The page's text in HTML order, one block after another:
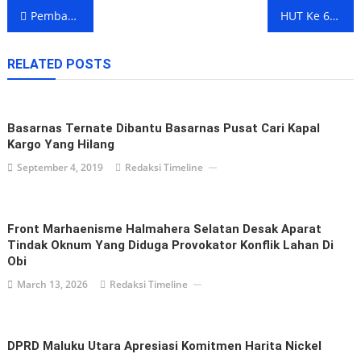
Post
Pembangunan Gor Halmahera Selatan Ditargetkan Selesai Akhir Oktober HUT Ke 64, Satlantas Polres Halsel Tambal Jalan Berlubang.
RELATED POSTS
Basarnas Ternate Dibantu Basarnas Pusat Cari Kapal
Kargo Yang Hilang
September 4, 2019 Redaksi Timeline
Front Marhaenisme Halmahera Selatan Desak Aparat
Tindak Oknum Yang Diduga Provokator Konflik Lahan Di
Obi
March 13, 2026 Redaksi Timeline
DPRD Maluku Utara Apresiasi Komitmen Harita Nickel